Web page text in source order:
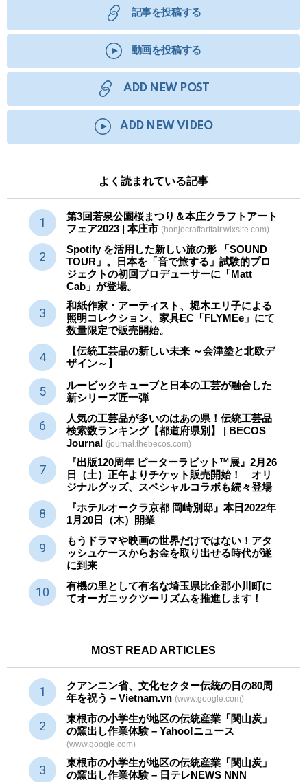
記事を投稿する
動画を投稿する
ADD NEW POST
ADD NEW VIDEO
よく読まれている記事
第3回若泉公園桜まつり＆本庄クラフトアート
フェア2023 | 本庄市 (honjocraftartfair.wixsite.com)
Spotify を活用した新しい旅の形 「SOUND
TOUR」。日本を「音で旅する」試験的プロ
ジェクトの初回プロデューサーに「Matt
Cab」が登場。
和紙作家・アーティスト、堀木エリ子による
照明コレクション、家具EC「FLYMEe」にて
数量限定で販売開始。
【伝統工芸品の新しい未来 ～会津塗と北欧デ
ザイン～】
ルービックキューブと日本の工芸が融合した
新シリーズ匠一弾
人気の工芸品が多いのはあの県！伝統工芸品
検索数ランキング【都道府県別】 | BECOS
Journal (journal.thebecos.com)
『出版120周年 ピーターラビット™展』2月26
日（土）正午よりチケット販売開始！ オリ
ジナルグッズ、スペシャルコラボも続々登場
『ホテルオークラ京都 岡崎別邸』本日2022年
1月20日（木）開業
もうドラマや映画の世界だけではない！アタ
ッシュケースからお金を取り出せる時代が遂
に到来
有機の里として有名な埼玉県比企郡小川町に
てオーガニックツーリズムを推進します！
MOST READ ARTICLES
クアンニン省、文化セクター伝統の日の80周
年を祝う – Vietnam.vn (www.google.com)
東根市の小学生が地区の伝統産業 「関山炭」
の窯出し作業体験 – Yahoo!ニュース
(www.google.com)
東根市の小学生が地区の伝統産業 「関山炭」
の窯出し作業体験 – 日テレNEWS NNN